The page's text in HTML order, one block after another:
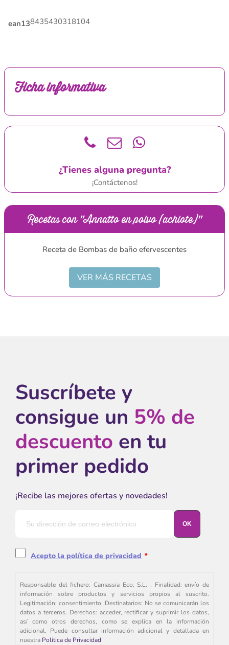
ean138435430318104
Ficha informativa
¿Tienes alguna pregunta?
¡Contáctenos!
Recetas con "Annatto en polvo (achiote)"
Receta de Bombas de baño efervescentes
VER MÁS RECETAS
Suscríbete y
consigue un 5% de
descuento en tu
primer pedido
¡Recibe las mejores ofertas y novedades!
Acepto la política de privacidad *
Responsable del fichero: Camassia Eco, S.L. . Finalidad: envío de
información sobre productos y servicios propios al suscrito.
Legitimación: consentimiento. Destinatarios: No se comunicarán los
datos a terceros. Derechos: acceder, rectificar y suprimir los datos,
así como otros derechos, como se explica en la información
adicional. Puede consultar información adicional y detallada en
nuestra Política de Privacidad